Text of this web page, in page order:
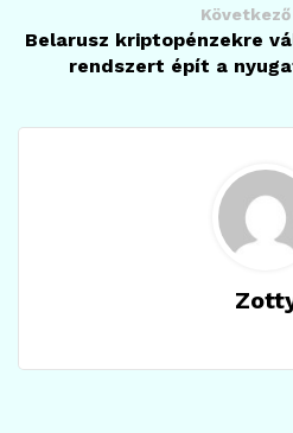
Belarusz kriptopénzekre
rendszert épít a